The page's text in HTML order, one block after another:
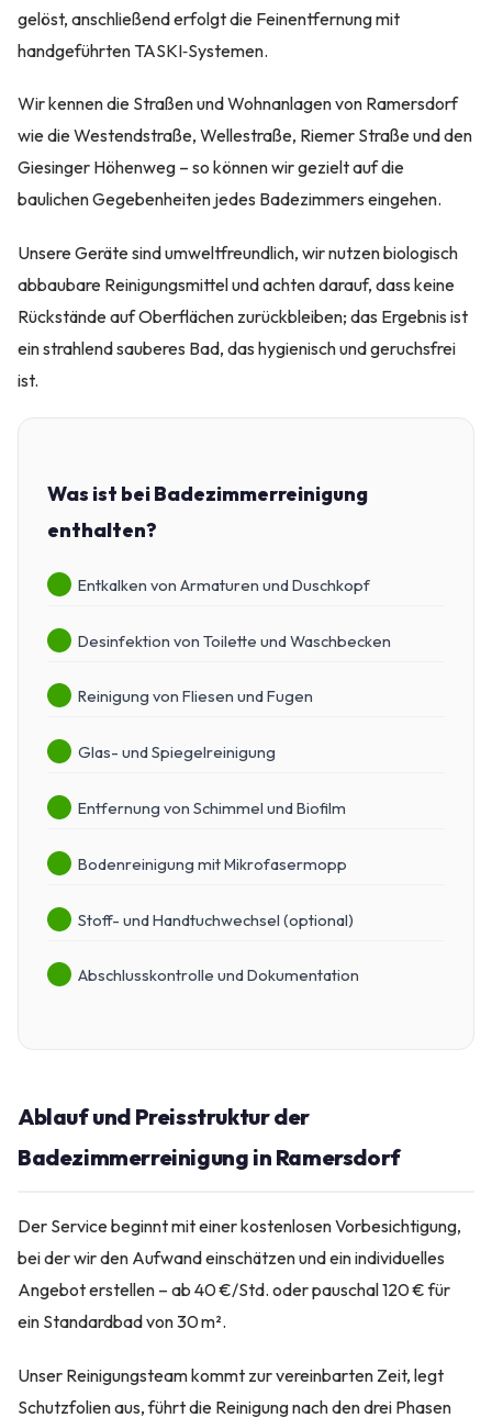
gelöst, anschließend erfolgt die Feinentfernung mit
handgeführten TASKI‑Systemen.
Wir kennen die Straßen und Wohnanlagen von Ramersdorf
wie die Westendstraße, Wellestraße, Riemer Straße und den
Giesinger Höhenweg – so können wir gezielt auf die
baulichen Gegebenheiten jedes Badezimmers eingehen.
Unsere Geräte sind umweltfreundlich, wir nutzen biologisch
abbaubare Reinigungsmittel und achten darauf, dass keine
Rückstände auf Oberflächen zurückbleiben; das Ergebnis ist
ein strahlend sauberes Bad, das hygienisch und geruchsfrei
ist.
Was ist bei Badezimmerreinigung
enthalten?
Entkalken von Armaturen und Duschkopf
Desinfektion von Toilette und Waschbecken
Reinigung von Fliesen und Fugen
Glas- und Spiegelreinigung
Entfernung von Schimmel und Biofilm
Bodenreinigung mit Mikrofasermopp
Stoff- und Handtuchwechsel (optional)
Abschlusskontrolle und Dokumentation
Ablauf und Preisstruktur der
Badezimmerreinigung in Ramersdorf
Der Service beginnt mit einer kostenlosen Vorbesichtigung,
bei der wir den Aufwand einschätzen und ein individuelles
Angebot erstellen – ab 40 €/Std. oder pauschal 120 € für
ein Standardbad von 30 m².
Unser Reinigungsteam kommt zur vereinbarten Zeit, legt
Schutzfolien aus, führt die Reinigung nach den drei Phasen